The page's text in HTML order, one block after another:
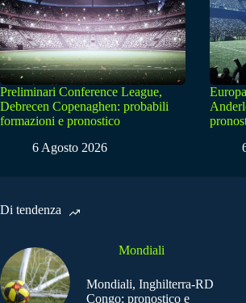
Preliminari Conference League,
Debrecen Copenaghen: probabili
formazioni e pronostico
6 Agosto 2026
Di tendenza
Mondiali
Mondiali, Inghilterra-RD
Congo: pronostico e